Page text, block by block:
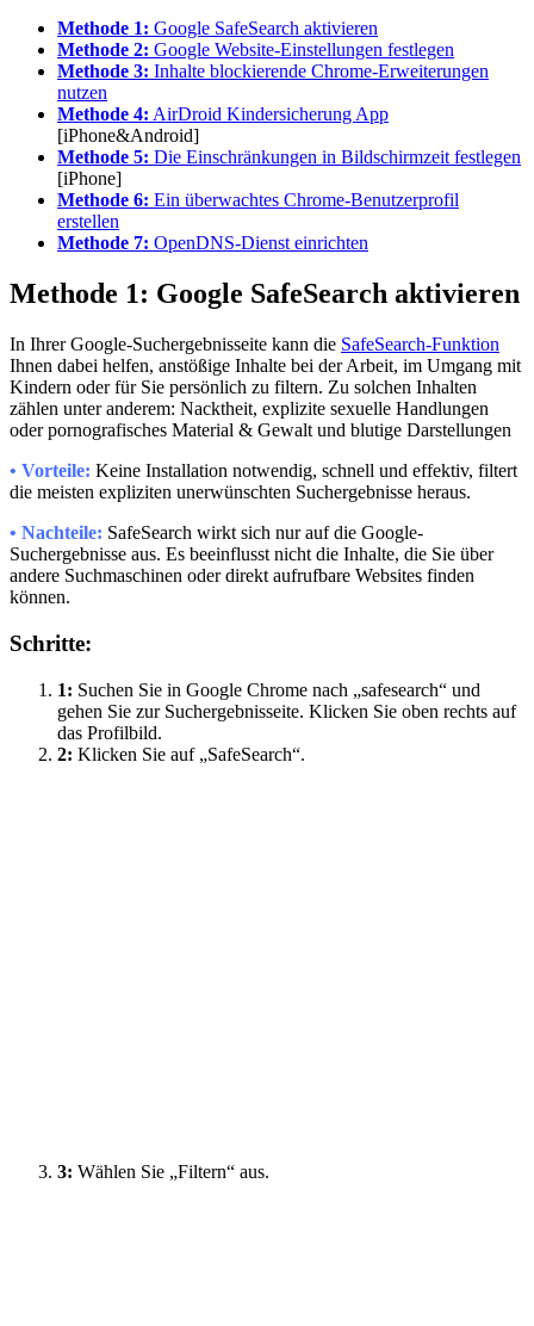
Methode 1: Google SafeSearch aktivieren
Methode 2: Google Website-Einstellungen festlegen
Methode 3: Inhalte blockierende Chrome-Erweiterungen
nutzen
Methode 4: AirDroid Kindersicherung App
[iPhone&Android]
Methode 5: Die Einschränkungen in Bildschirmzeit festlegen
[iPhone]
Methode 6: Ein überwachtes Chrome-Benutzerprofil
erstellen
Methode 7: OpenDNS-Dienst einrichten
Methode 1: Google SafeSearch aktivieren
In Ihrer Google-Suchergebnisseite kann die SafeSearch-Funktion
Ihnen dabei helfen, anstößige Inhalte bei der Arbeit, im Umgang mit
Kindern oder für Sie persönlich zu filtern. Zu solchen Inhalten
zählen unter anderem: Nacktheit, explizite sexuelle Handlungen
oder pornografisches Material & Gewalt und blutige Darstellungen
• Vorteile: Keine Installation notwendig, schnell und effektiv, filtert
die meisten expliziten unerwünschten Suchergebnisse heraus.
• Nachteile: SafeSearch wirkt sich nur auf die Google-
Suchergebnisse aus. Es beeinflusst nicht die Inhalte, die Sie über
andere Suchmaschinen oder direkt aufrufbare Websites finden
können.
Schritte:
1: Suchen Sie in Google Chrome nach „safesearch“ und
gehen Sie zur Suchergebnisseite. Klicken Sie oben rechts auf
das Profilbild.
2: Klicken Sie auf „SafeSearch“.
3: Wählen Sie „Filtern“ aus.